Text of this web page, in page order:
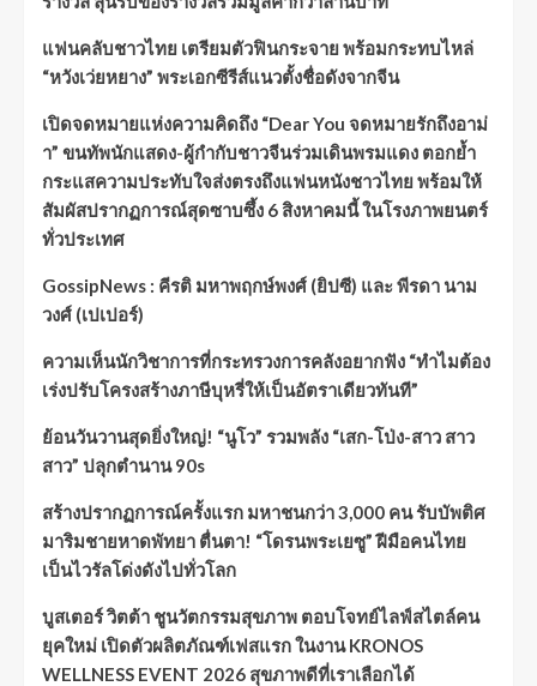
แฟนคลับชาวไทย เตรียมตัวฟินกระจาย พร้อมกระทบไหล่
“หวังเว่ยหยาง” พระเอกซีรีส์แนวตั้งชื่อดังจากจีน
เปิดจดหมายแห่งความคิดถึง “Dear You จดหมายรักถึงอาม่
า” ขนทัพนักแสดง-ผู้กำกับชาวจีนร่วมเดินพรมแดง ตอกย้ำ
กระแสความประทับใจส่งตรงถึงแฟนหนังชาวไทย พร้อมให้
สัมผัสปรากฏการณ์สุดซาบซึ้ง 6 สิงหาคมนี้ ในโรงภาพยนตร์
ทั่วประเทศ
GossipNews : คีรติ มหาพฤกษ์พงศ์ (ยิปซี) และ พีรดา นาม
วงศ์ (เปเปอร์)
ความเห็นนักวิชาการที่กระทรวงการคลังอยากฟัง “ทำไมต้อง
เร่งปรับโครงสร้างภาษีบุหรี่ให้เป็นอัตราเดียวทันที”
ย้อนวันวานสุดยิ่งใหญ่! “นูโว” รวมพลัง “เสก-โป่ง-สาว สาว
สาว” ปลุกตำนาน 90s
สร้างปรากฏการณ์ครั้งแรก มหาชนกว่า 3,000 คน รับบัพติศ
มาริมชายหาดพัทยา ตื่นตา! “โดรนพระเยซู” ฝีมือคนไทย
เป็นไวรัลโด่งดังไปทั่วโลก
บูสเตอร์ วิตต้า ชูนวัตกรรมสุขภาพ ตอบโจทย์ไลฟ์สไตล์คน
ยุคใหม่ เปิดตัวผลิตภัณฑ์เฟสแรก ในงาน KRONOS
WELLNESS EVENT 2026 สุขภาพดีที่เราเลือกได้